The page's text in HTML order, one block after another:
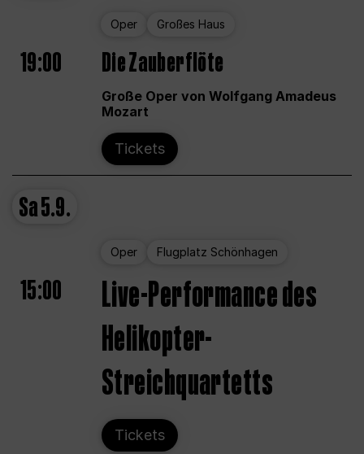
Oper Großes Haus
19:00 Die Zauberflöte
Große Oper von Wolfgang Amadeus
Mozart
Tickets
Sa5.9.
Oper Flugplatz Schönhagen
15:00
Live-Performance des
Helikopter-
Streichquartetts
Tickets